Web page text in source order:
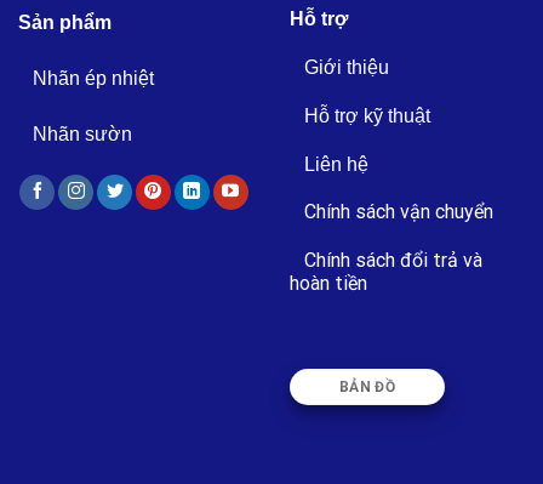
Sản phẩm
Nhãn ép nhiệt
Nhãn sườn
Hỗ trợ
Giới thiệu
Hỗ trợ kỹ thuật
Liên hệ
Chính sách vận chuyển
Chính sách đổi trả và
hoàn tiền
BẢN ĐỒ